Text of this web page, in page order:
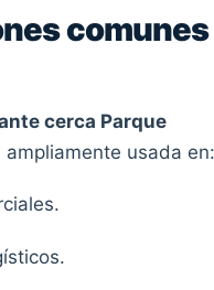
comunes
cerca Parque
ampliamente usada en: